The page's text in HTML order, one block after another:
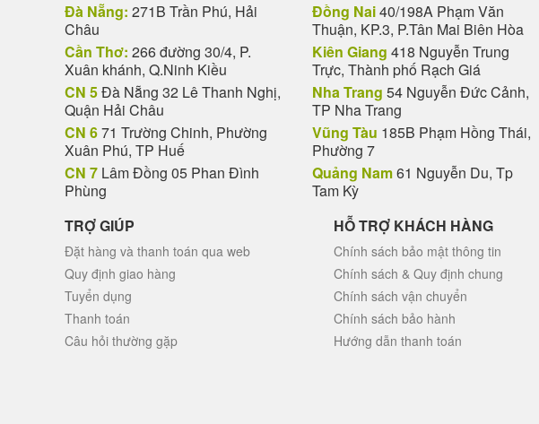
Đà Nẵng: 271B Trần Phú, Hải
Châu
Cần Thơ: 266 đường 30/4, P.
Xuân khánh, Q.Ninh Kiều
CN 5Đà Nẵng 32 Lê Thanh Nghị,
Quận Hải Châu
CN 671 Trường Chinh, Phường
Xuân Phú, TP Huế
CN 7 Lâm Đồng 05 Phan Đình
Phùng
Đồng Nai40/198A Phạm Văn
Thuận, KP.3, P.Tân Mai Biên Hòa
Kiên Giang 418 Nguyễn Trung
Trực, Thành phố Rạch Giá
Nha Trang 54 Nguyễn Đức Cảnh,
TP Nha Trang
Vũng Tàu 185B Phạm Hồng Thái,
Phường 7
Quảng Nam61 Nguyễn Du, Tp
Tam Kỳ
TRỢ GIÚP
Đặt hàng và thanh toán qua web
Quy định giao hàng
Tuyển dụng
Thanh toán
Câu hỏi thường gặp
HỖ TRỢ KHÁCH HÀNG
Chính sách bảo mật thông tin
Chính sách & Quy định chung
Chính sách vận chuyển
Chính sách bảo hành
Hướng dẫn thanh toán